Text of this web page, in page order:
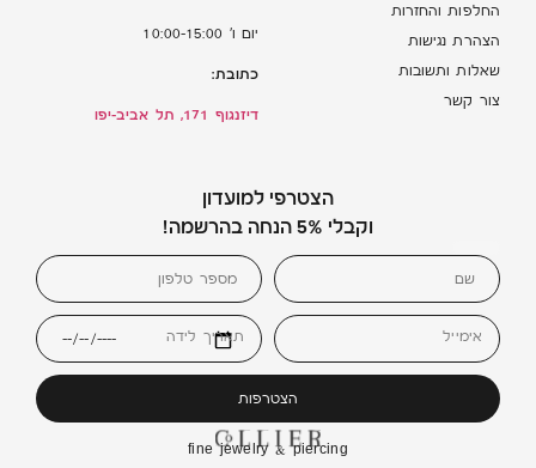
החלפות והחזרות
הצהרת נגישות
שאלות ותשובות
צור קשר
יום ו’ 10:00-15:00
כתובת:
דיזנגוף 171, תל אביב-יפו
הצטרפי למועדון
וקבלי 5% הנחה בהרשמה!
אימייל תאריך לידה
הצטרפות
fine jewelry & piercing